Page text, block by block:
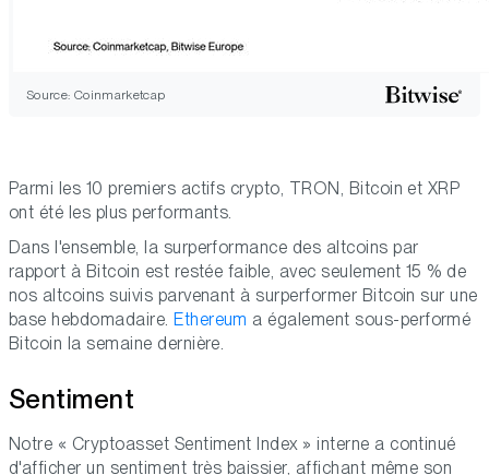
Source: Coinmarketcap
Parmi les 10 premiers actifs crypto, TRON, Bitcoin et XRP
ont été les plus performants.
Dans l'ensemble, la surperformance des altcoins par
rapport à Bitcoin est restée faible, avec seulement 15 % de
nos altcoins suivis parvenant à surperformer Bitcoin sur une
base hebdomadaire. Ethereum a également sous-performé
Bitcoin la semaine dernière.
Sentiment
Notre « Cryptoasset Sentiment Index » interne a continué
d'afficher un sentiment très baissier, affichant même son